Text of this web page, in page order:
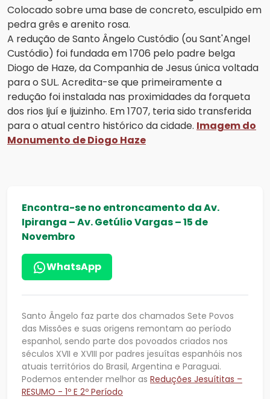
Colocado sobre uma base de concreto, esculpido em
pedra grês e arenito rosa.
A redução de Santo Ângelo Custódio (ou Sant'Angel
Custódio) foi fundada em 1706 pelo padre belga
Diogo de Haze, da Companhia de Jesus única voltada
para o SUL. Acredita-se que primeiramente a
redução foi instalada nas proximidades da forqueta
dos rios Ijuí e Ijuizinho. Em 1707, teria sido transferida
para o atual centro histórico da cidade. Imagem do
Monumento de Diogo Haze
Encontra-se no entroncamento da Av.
Ipiranga – Av. Getúlio Vargas – 15 de
Novembro
WhatsApp
Santo Ângelo faz parte dos chamados Sete Povos
das Missões e suas origens remontam ao período
espanhol, sendo parte dos povoados criados nos
séculos XVII e XVIII por padres jesuítas espanhóis nos
atuais territórios do Brasil, Argentina e Paraguai.
Podemos entender melhor as Reduções Jesuítitas –
RESUMO - 1º E 2º Período